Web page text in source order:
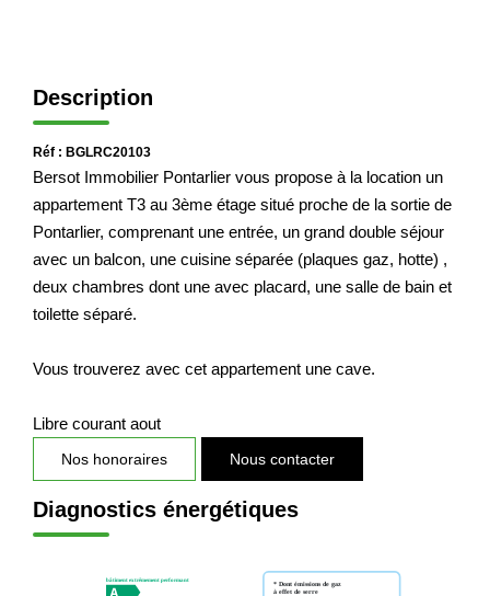
Nous Rejoindre
Nos Partenaires
Nos Actualités
EXTRANET CLIENTS
Description
Réf : BGLRC20103
Bersot Immobilier Pontarlier vous propose à la location un
appartement T3 au 3ème étage situé proche de la sortie de
Pontarlier, comprenant une entrée, un grand double séjour
avec un balcon, une cuisine séparée (plaques gaz, hotte) ,
deux chambres dont une avec placard, une salle de bain et
toilette séparé.
Vous trouverez avec cet appartement une cave.
Libre courant aout
Nos honoraires Nous contacter
Diagnostics énergétiques